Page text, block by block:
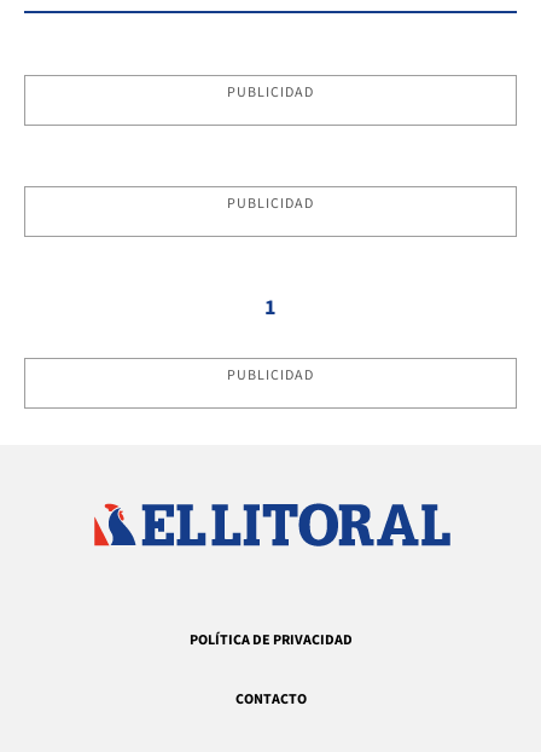
PUBLICIDAD
PUBLICIDAD
1
PUBLICIDAD
POLÍTICA DE PRIVACIDAD
CONTACTO